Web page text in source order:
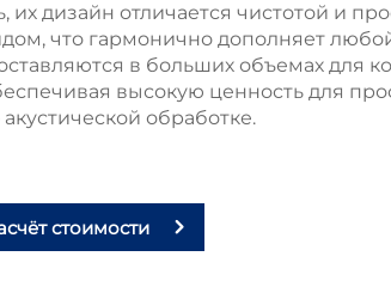
их дизайн отличается чистотой и
что гармонично дополняет
в больших объемах для
высокую ценность для
обработке.
стоимости